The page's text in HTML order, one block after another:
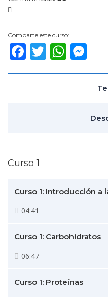
Comparte este curso:
Facebook
Twitter
Curso 1
Curso 1: Introducción a
04:41
Curso 1: Carbohidratos
06:47
Curso 1: Proteínas